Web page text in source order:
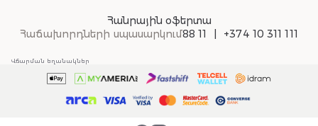
Հանրային օֆերտա
Հաճախորդների սպասարկում88 11 +374 10 311 111
Վճարման եղանակներ